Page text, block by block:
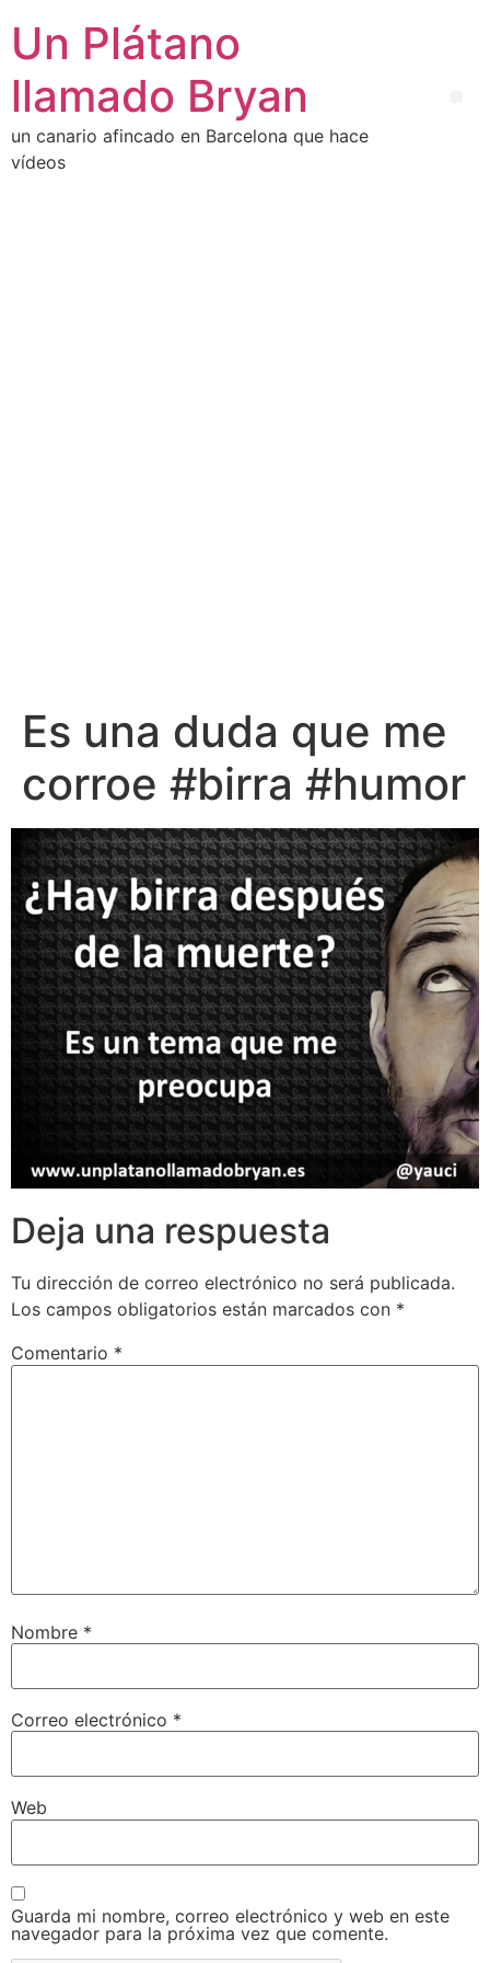
Un Plátano
llamado Bryan
un canario afincado en Barcelona que hace
vídeos
Es una duda que me
corroe #birra #humor
Deja una respuesta
Tu dirección de correo electrónico no será publicada.
Los campos obligatorios están marcados con *
Comentario *
Nombre *
Correo electrónico *
Web
Guarda mi nombre, correo electrónico y web en este
navegador para la próxima vez que comente.